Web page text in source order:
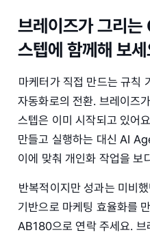
브레이즈가 그리
스텝에 함께해 보
마케터가 직접 만드는 규칙
자동화로의 전환. 브레이즈
스텝은 이미 시작되고 있어
만들고 실행하는 대신 AI
이에 맞춰 개인화 작업을 보
반복적이지만 성과는 미비
기반으로 마케팅 효율화를
AB180으로 연락 주세요. 브